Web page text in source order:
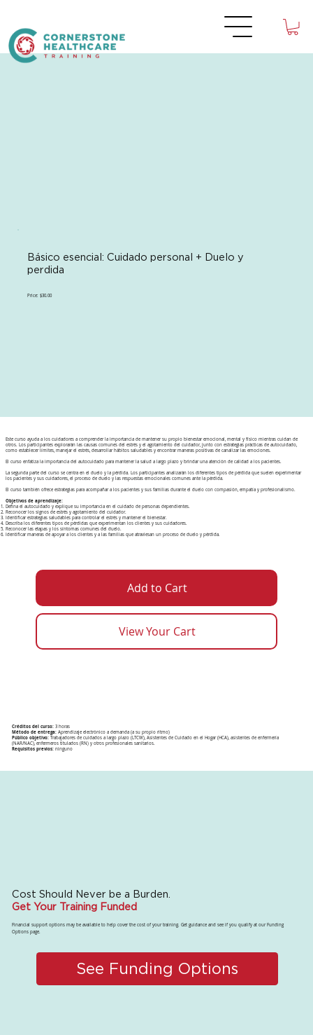
Básico esencial: Cuidado personal + Duelo y
perdida
Price: $30.00
Este curso ayuda a los cuidadores a comprender la importancia de mantener su propio bienestar emocional, mental y físico mientras cuidan de
otros. Los participantes explorarán las causas comunes del estrés y el agotamiento del cuidador, junto con estrategias prácticas de autocuidado,
como establecer límites, manejar el estrés, desarrollar hábitos saludables y encontrar maneras positivas de canalizar las emociones.
El curso enfatiza la importancia del autocuidado para mantener la salud a largo plazo y brindar una atención de calidad a los pacientes.
La segunda parte del curso se centra en el duelo y la pérdida. Los participantes analizarán los diferentes tipos de pérdida que suelen experimentar
los pacientes y sus cuidadores, el proceso de duelo y las respuestas emocionales comunes ante la pérdida.
El curso también ofrece estrategias para acompañar a los pacientes y sus familias durante el duelo con compasión, empatía y profesionalismo.
Objetivos de aprendizaje:
Defina el autocuidado y explique su importancia en el cuidado de personas dependientes.
Reconocer los signos de estrés y agotamiento del cuidador.
Identificar estrategias saludables para controlar el estrés y mantener el bienestar.
Describa los diferentes tipos de pérdidas que experimentan los clientes y sus cuidadores.
Reconocer las etapas y los síntomas comunes del duelo.
Identificar maneras de apoyar a los clientes y a las familias que atraviesan un proceso de duelo y pérdida.
Add to Cart
View Your Cart
Créditos del curso: 3 horas
Método de entrega:Aprendizaje electrónico a demanda (a su propio ritmo)
Público objetivo:Trabajadores de cuidados a largo plazo (LTCW), Asistentes de Cuidado en el Hogar (HCA), asistentes de enfermería
(NAR/NAC), enfermeros titulados (RN) y otros profesionales sanitarios.
Requisitos previos: ninguno
Cost Should Never be a Burden.
Get Your Training Funded
Financial support options may be available to help cover the cost of your training. Get guidance and see if you qualify at our Funding
Options page.
See Funding Options